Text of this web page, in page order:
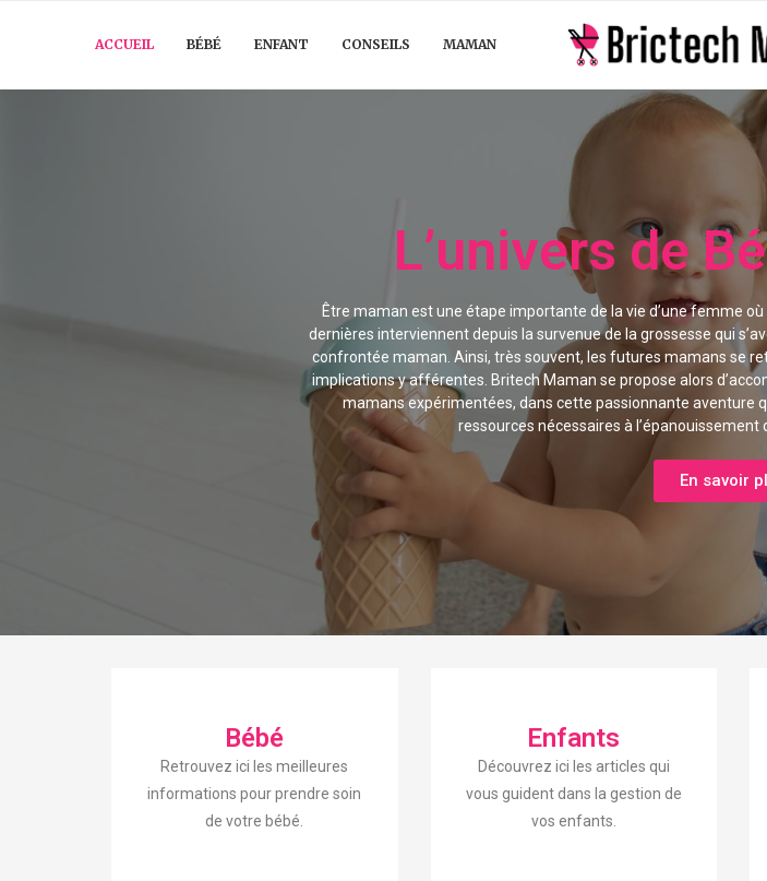
ACCUEIL BÉBÉ ENFANT CONSEILS MAMAN
L’univers de
Être maman est une étape importante de la vie d’une femme
dernières interviennent depuis la survenue de la grossesse qui
confrontée maman. Ainsi, très souvent, les futures mamans se
implications y afférentes. Britech Maman se propose alors
mamans expérimentées, dans cette passionnante aventure
ressources nécessaires à l’épanouissement
En savoir
Bébé
Retrouvez ici les meilleures
informations pour prendre soin
de votre bébé.
Enfants
Découvrez ici les articles qui
vous guident dans la gestion de
vos enfants.